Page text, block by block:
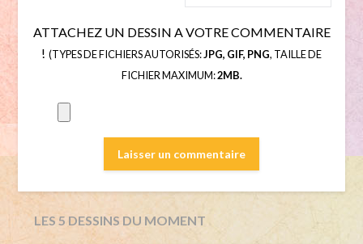
ATTACHEZ UN DESSIN A VOTRE COMMENTAIRE
! (TYPES DE FICHIERS AUTORISÉS:JPG, GIF, PNG, TAILLE DE
FICHIER MAXIMUM:2MB.
LES 5 DESSINS DU MOMENT